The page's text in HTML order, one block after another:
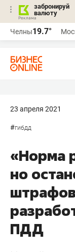
забронируй
валюту
Челны19.7°
23 апреля 2021
#гибдд
«Норма
но
ПДД